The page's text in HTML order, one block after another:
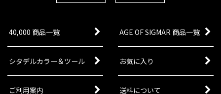
40,000 商品一覧 AGE OF SIGMAR 商品一覧
シタデルカラー＆ツール お気に入り
ご利用案内 送料について